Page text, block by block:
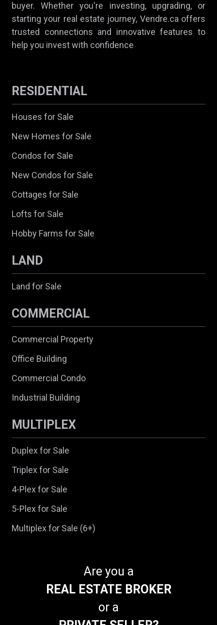
buyer. Whether you're investing, upgrading, or
starting your real estate journey, Vendre.ca offers
trusted connections and innovative features to
help you invest with confidence
RESIDENTIAL
Houses for Sale
New Homes for Sale
Condos for Sale
New Condos for Sale
Cottages for Sale
Lofts for Sale
Hobby Farms for Sale
LAND
Land for Sale
COMMERCIAL
Commercial Property
Office Building
Commercial Condo
Industrial Building
MULTIPLEX
Duplex for Sale
Triplex for Sale
4-Plex for Sale
5-Plex for Sale
Multiplex for Sale (6+)
Are you a
REAL ESTATE BROKER
or a